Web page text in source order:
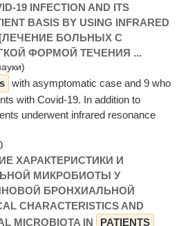
19 INFECTION AND ITS
BASIS BY USING INFRARED
[ЛЕЧЕНИЕ БОЛЬНЫХ С
ФОРМОЙ ТЕЧЕНИЯ ...
with asymptomatic case and 9 who
with Covid-19. In addition to
underwent infrared resonance
ХАРАКТЕРИСТИКИ И
МИКРОБИОТЫ У
БРОНХИАЛЬНОЙ
CHARACTERISTICS AND
MICROBIOTA IN
PATIENTS